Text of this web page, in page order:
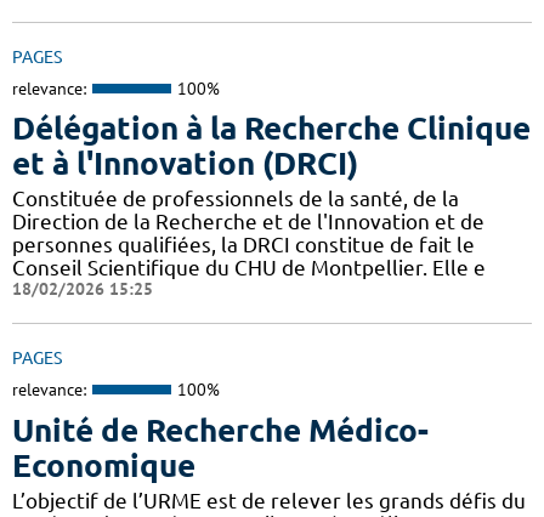
PAGES
relevance: 100%
Délégation à la Recherche Clinique
et à l'Innovation (DRCI)
Constituée de professionnels de la santé, de la
Direction de la Recherche et de l'Innovation et de
personnes qualifiées, la DRCI constitue de fait le
Conseil Scientifique du CHU de Montpellier. Elle e
18/02/2026 15:25
PAGES
relevance: 100%
Unité de Recherche Médico-
Economique
L’objectif de l’URME est de relever les grands défis du